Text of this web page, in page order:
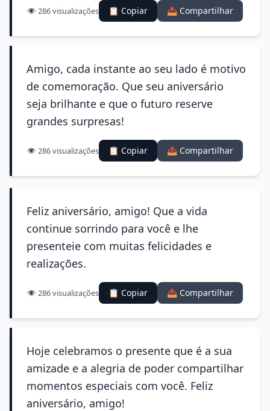
👁️ 286 visualizações 📋 Copiar 📤 Compartilhar
Amigo, cada instante ao seu lado é motivo
de comemoração. Que seu aniversário
seja brilhante e que o futuro reserve
grandes surpresas!
👁️ 286 visualizações 📋 Copiar 📤 Compartilhar
Feliz aniversário, amigo! Que a vida
continue sorrindo para você e lhe
presenteie com muitas felicidades e
realizações.
👁️ 286 visualizações 📋 Copiar 📤 Compartilhar
Hoje celebramos o presente que é a sua
amizade e a alegria de poder compartilhar
momentos especiais com você. Feliz
aniversário, amigo!